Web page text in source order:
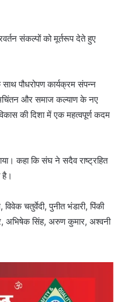
संकल्पों को मूर्तरूप देते हुए
पौधरोपण कार्यक्रम संपन्न
और समाज कल्याण के नए
की दिशा में एक महत्वपूर्ण कदम
कहा कि संघ ने सदैव राष्ट्रहित
चतुर्वेदी, पुनीत भंडारी, पिंकी
अभिषेक सिंह, अरुण कुमार, अश्वनी